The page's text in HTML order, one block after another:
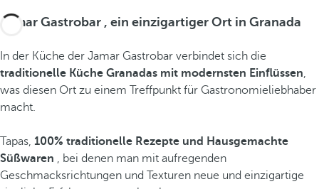
Jamar Gastrobar , ein einzigartiger Ort in Granada
In der Küche der Jamar Gastrobar verbindet sich die
traditionelle Küche Granadas mit modernsten Einflüssen,
was diesen Ort zu einem Treffpunkt für Gastronomieliebhaber
macht.
Tapas, 100% traditionelle Rezepte und Hausgemachte
Süßwaren , bei denen man mit aufregenden
Geschmacksrichtungen und Texturen neue und einzigartige